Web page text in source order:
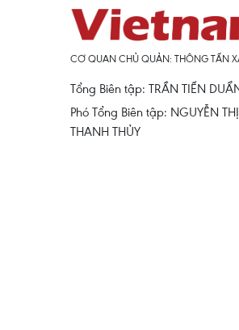
CƠ QUAN CHỦ QUẢN: THÔNG TẤN
Tổng Biên tập: TRẦN TIẾN
Phó Tổng Biên tập: NGUYỄN
THANH THỦY